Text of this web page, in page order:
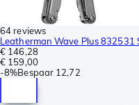
64 reviews
Leatherman Wave Plus 832531
€ 146,28
€ 159,00
-8%Bespaar 12,72